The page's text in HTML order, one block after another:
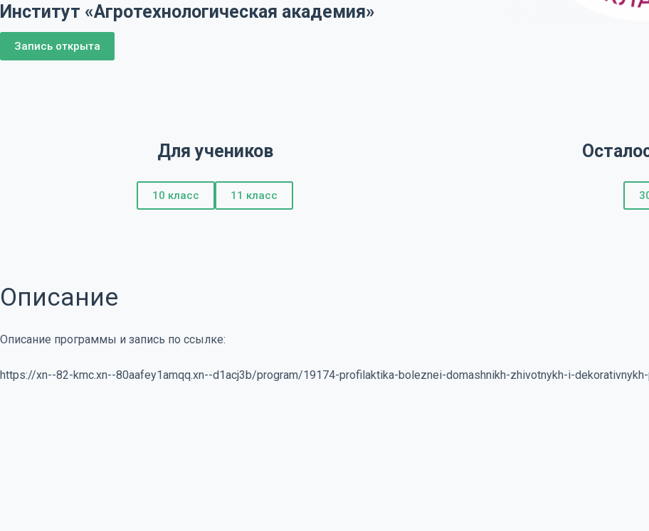
Институт «Агротехнологическая академия»
Запись открыта
Для учеников
10 класс 11 класс
Описание
Описание программы и запись по ссылке:
https://xn--82-kmc.xn--80aafey1amqq.xn--d1acj3b/program/19174-profilaktika-boleznei-domashnikh-zhivotnykh-i-